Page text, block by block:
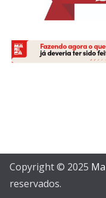
Copyright © 2025
reservados.